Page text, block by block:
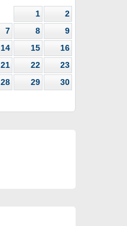
1
2
7 8
9
14 15
16
21 22
23
28 29
30